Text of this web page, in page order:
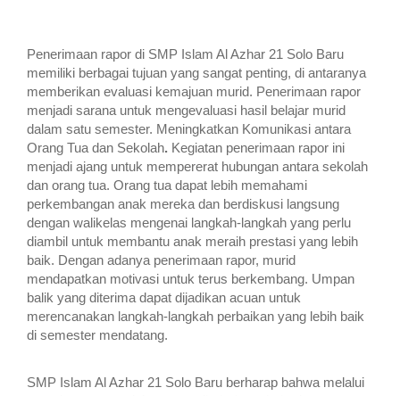
Penerimaan rapor di SMP Islam Al Azhar 21 Solo Baru
memiliki berbagai tujuan yang sangat penting, di antaranya
memberikan evaluasi kemajuan murid. Penerimaan rapor
menjadi sarana untuk mengevaluasi hasil belajar murid
dalam satu semester. Meningkatkan Komunikasi antara
Orang Tua dan Sekolah. Kegiatan penerimaan rapor ini
menjadi ajang untuk mempererat hubungan antara sekolah
dan orang tua. Orang tua dapat lebih memahami
perkembangan anak mereka dan berdiskusi langsung
dengan walikelas mengenai langkah-langkah yang perlu
diambil untuk membantu anak meraih prestasi yang lebih
baik. Dengan adanya penerimaan rapor, murid
mendapatkan motivasi untuk terus berkembang. Umpan
balik yang diterima dapat dijadikan acuan untuk
merencanakan langkah-langkah perbaikan yang lebih baik
di semester mendatang.
SMP Islam Al Azhar 21 Solo Baru berharap bahwa melalui